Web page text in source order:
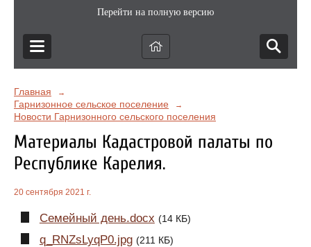
Перейти на полную версию
Главная →
Гарнизонное сельское поселение →
Новости Гарнизонного сельского поселения
Материалы Кадастровой палаты по
Республике Карелия.
20 сентября 2021 г.
Семейный день.docx (14 КБ)
q_RNZsLyqP0.jpg (211 КБ)